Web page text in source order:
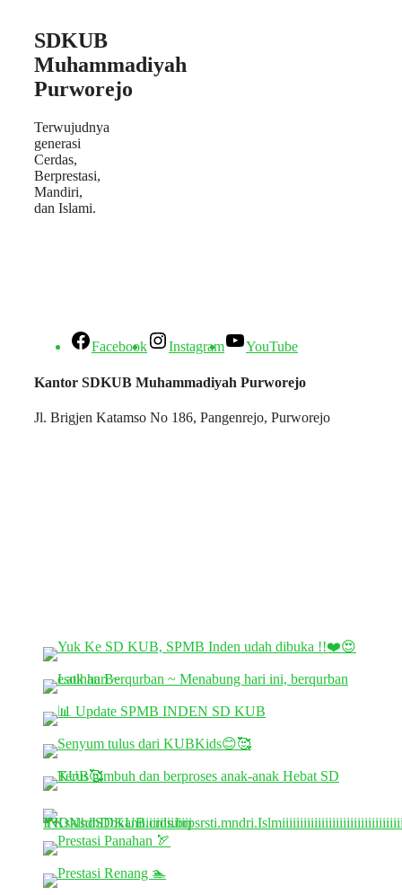
SDKUB
Muhammadiyah
Purworejo
Terwujudnya
generasi
Cerdas,
Berprestasi,
Mandiri,
dan Islami.
Facebook Instagram YouTube
Kantor SDKUB Muhammadiyah Purworejo
Jl. Brigjen Katamso No 186, Pangenrejo, Purworejo